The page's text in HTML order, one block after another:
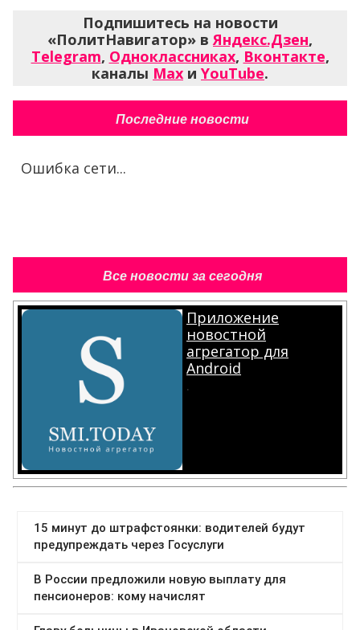
Подпишитесь на новости
«ПолитНавигатор» вЯндекс.Дзен,
Telegram, Одноклассниках, Вконтакте,
каналы Max и YouTube.
Последние новости
Ошибка сети...
Все новости за сегодня
Приложение
новостной
агрегатор для
Android
.